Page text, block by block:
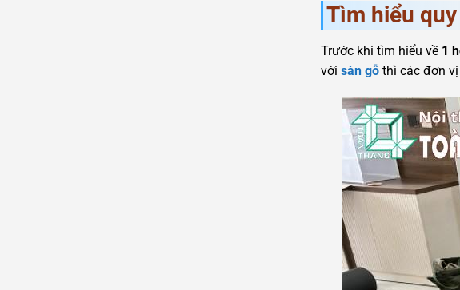
Tìm hiểu
Trước khi tìm hiểu về 1
với sàn gỗ thì các đơn